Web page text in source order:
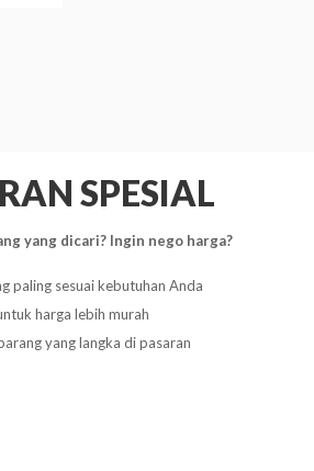
SPESIAL
yang dicari? Ingin nego harga?
paling sesuai kebutuhan Anda
harga lebih murah
yang langka di pasaran